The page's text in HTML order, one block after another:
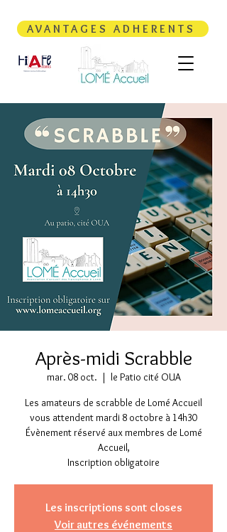
AVANTAGES ADHERENTS
Après-midi Scrabble
mar. 08 oct.
  |
le Patio cité OUA
Les amateurs de scrabble de Lomé Accueil
vous attendent mardi 8 octobre à 14h30
Évènement réservé aux membres de Lomé
Accueil,
Inscription obligatoire
Les inscriptions sont closes
Voir autres événements